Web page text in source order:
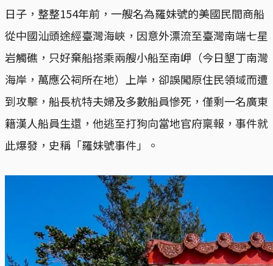
日子，整整154年前，一艘名為羅妹號的美國民間商船
從中國汕頭途經臺灣海峽，因意外漂流至臺灣南端七星
岩觸礁，只好棄船搭乘兩艘小船至南岬（今日墾丁南灣
海岸，萬應公祠所在地）上岸，卻誤闖原住民領域而遭
到攻擊，船長杭特夫婦及多數船員慘死，僅剩一名廣東
籍漢人船員生還，他逃至打狗向當地官府稟報，事件就
此爆發，史稱「羅妹號事件」。